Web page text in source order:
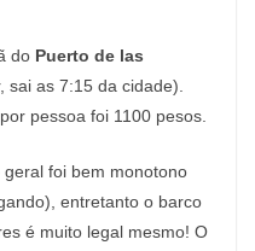
do Puerto de las
sai as 7:15 da cidade).
pessoa foi 1100 pesos.
foi bem monotono
entretanto o barco
é muito legal mesmo! O